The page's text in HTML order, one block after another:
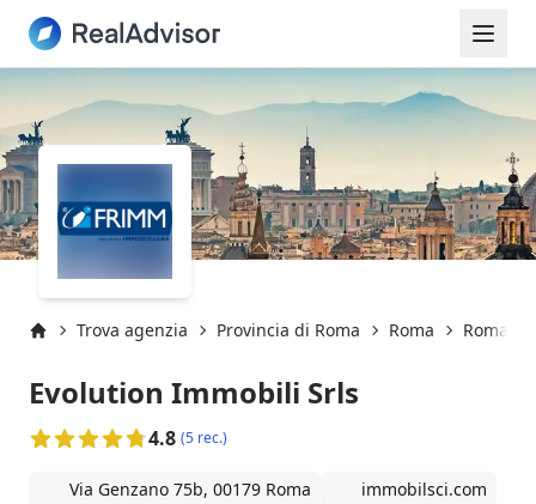
Trova agenzia Provincia di Roma Roma Roma
Evolution Immobili Srls
4.8 (5 rec.)
Via Genzano 75b, 00179 Roma
immobilsci.com